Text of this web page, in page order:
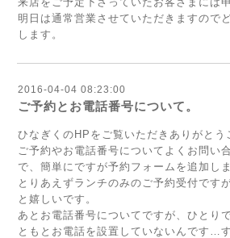
明日は通常営業させていただきますので
します。
2016-04-04 08:23:00
ご予約とお電話番号について。
ひなぎくのHPをご覧いただきありがと
ご予約やお電話番号についてよくお問い
で、簡単にですが予約フォームを追加しま
とりあえずランチのみのご予約受付です
と嬉しいです。
あとお電話番号についてですが、ひとり
ともとお電話を設置していないんです…